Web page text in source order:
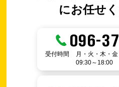
にお任せ
096-
受付時間
月・火・木・
09:30～18:00